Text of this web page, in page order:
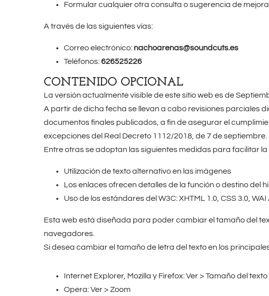
Formular cualquier otra consulta o sugerencia de
A través de las siguientes vías:
Correo electrónico: nachoarenas@soundcuts.es
Teléfonos:626525226
CONTENIDO OPCIONAL
La versión actualmente visible de este sitio web es de
A partir de dicha fecha se llevan a cabo revisiones parciales
documentos finales publicados, a fin de asegurar el
excepciones del Real Decreto 1112/2018, de 7 de septiembre.
Entre otras se adoptan las siguientes medidas para facilitar
Utilización de texto alternativo en las imágenes
Los enlaces ofrecen detalles de la función o destino del
Uso de los estándares del W3C: XHTML 1.0, CSS 3.0, WAI
Esta web está diseñada para poder cambiar el tamaño del
navegadores.
Si desea cambiar el tamaño de letra del texto en los
Internet Explorer, Mozilla y Firefox: Ver > Tamaño del texto
Opera: Ver > Zoom